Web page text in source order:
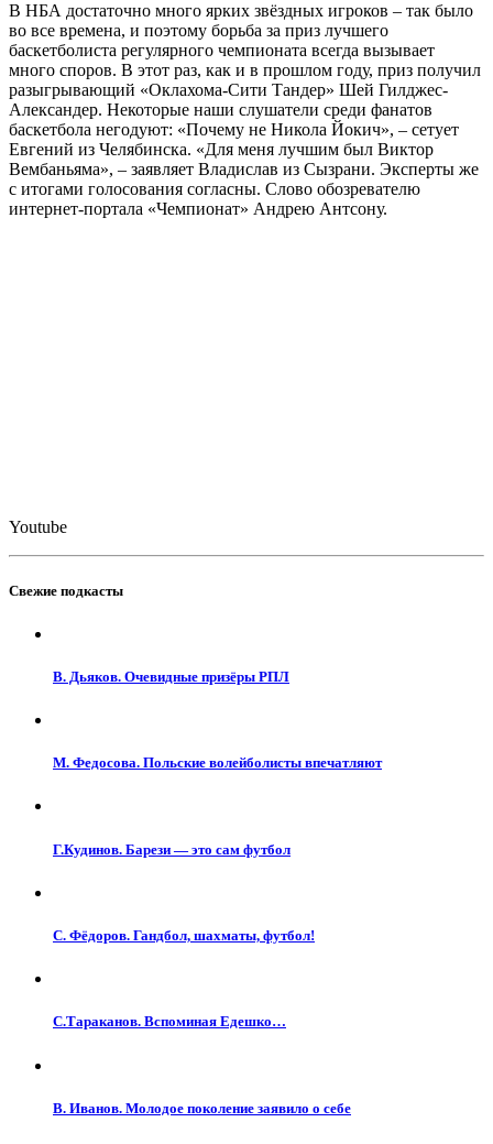
В НБА достаточно много ярких звёздных игроков – так было
во все времена, и поэтому борьба за приз лучшего
баскетболиста регулярного чемпионата всегда вызывает
много споров. В этот раз, как и в прошлом году, приз получил
разыгрывающий «Оклахома-Сити Тандер» Шей Гилджес-
Александер. Некоторые наши слушатели среди фанатов
баскетбола негодуют: «Почему не Никола Йокич», – сетует
Евгений из Челябинска. «Для меня лучшим был Виктор
Вембаньяма», – заявляет Владислав из Сызрани. Эксперты же
с итогами голосования согласны. Слово обозревателю
интернет-портала «Чемпионат» Андрею Антсону.
Youtube
Свежие подкасты
В. Дьяков. Очевидные призёры РПЛ
М. Федосова. Польские волейболисты впечатляют
Г.Кудинов. Барези — это сам футбол
С. Фёдоров. Гандбол, шахматы, футбол!
С.Тараканов. Вспоминая Едешко…
В. Иванов. Молодое поколение заявило о себе